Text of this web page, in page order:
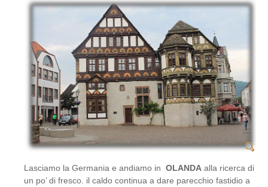
Lasciamo la Germania e andiamo in OLANDA alla ricerca di
un po’ di fresco. il caldo continua a dare parecchio fastidio a